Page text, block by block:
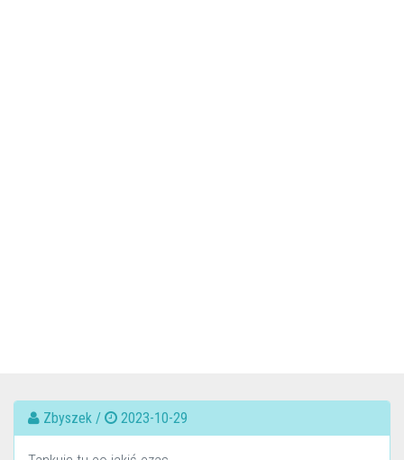
Zbyszek / 2023-10-29